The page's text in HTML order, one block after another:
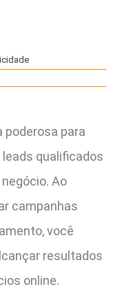
poderosa para
qualificados
Ao
campanhas
você
resultados
online.